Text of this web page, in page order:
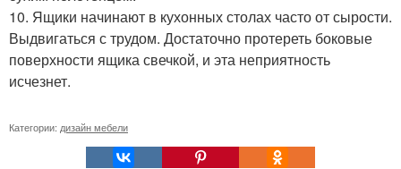
10. Ящики начинают в кухонных столах часто от сырости.
Выдвигаться с трудом. Достаточно протереть боковые
поверхности ящика свечкой, и эта неприятность
исчезнет.
Категории: дизайн мебели